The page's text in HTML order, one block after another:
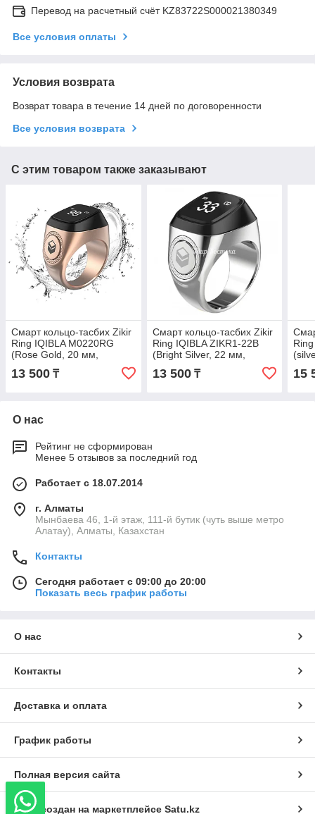
Перевод на расчетный счёт KZ83722S000021380349
Все условия оплаты
Условия возврата
Возврат товара в течение 14 дней по договоренности
Все условия возврата
С этим товаром также заказывают
Смарт кольцо-тасбих Zikir
Ring IQIBLA M0220RG
(Rose Gold, 20 мм,
13 500 ₸
Смарт кольцо-тасбих Zikir
Ring IQIBLA ZIKR1-22B
(Bright Silver, 22 мм,
металл), зикрматик.
13 500₸ 15
О нас
Рейтинг не сформирован
Менее 5 отзывов за последний год
Работает с 18.07.2014
г. Алматы
Мынбаева 46, 1-й этаж, 111-й бутик (чуть выше метро
Алатау), Алматы, Казахстан
Контакты
Сегодня работает с 09:00 до 20:00
Показать весь график работы
О нас
Контакты
Доставка и оплата
График работы
Полная версия сайта
Сайт создан на маркетплейсе Satu.kz